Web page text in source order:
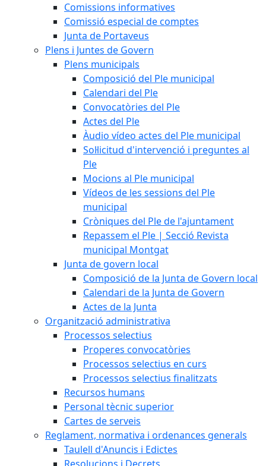
Comissions informatives
Comissió especial de comptes
Junta de Portaveus
Plens i Juntes de Govern
Plens municipals
Composició del Ple municipal
Calendari del Ple
Convocatòries del Ple
Actes del Ple
Àudio vídeo actes del Ple municipal
Sol·licitud d'intervenció i preguntes al
Ple
Mocions al Ple municipal
Vídeos de les sessions del Ple
municipal
Cròniques del Ple de l'ajuntament
Repassem el Ple | Secció Revista
municipal Montgat
Junta de govern local
Composició de la Junta de Govern local
Calendari de la Junta de Govern
Actes de la Junta
Organització administrativa
Processos selectius
Properes convocatòries
Processos selectius en curs
Processos selectius finalitzats
Recursos humans
Personal tècnic superior
Cartes de serveis
Reglament, normativa i ordenances generals
Taulell d'Anuncis i Edictes